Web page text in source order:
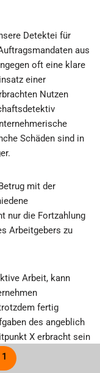
Detektei für
aus
oft eine klare
einer
Nutzen
Schäden sind in
mit der
nur die Fortzahlung
Arbeitgebers zu
Arbeit, kann
fertig
des angeblich
X erbracht sein
Macht das
werden und kostet